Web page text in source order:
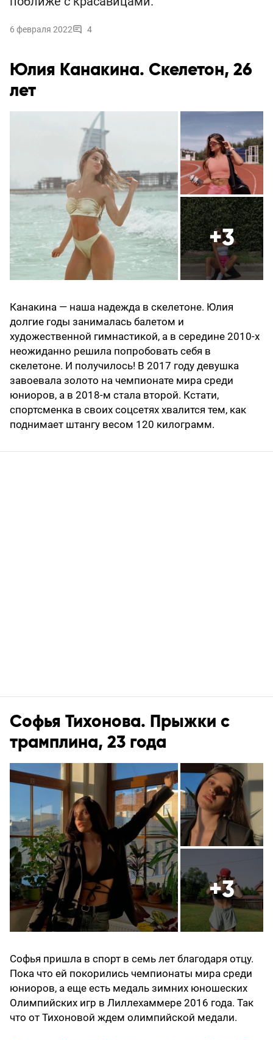
6 февраля 2022 4
Юлия Канакина. Скелетон, 26
лет
+3
Канакина — наша надежда в скелетоне. Юлия
долгие годы занималась балетом и
художественной гимнастикой, а в середине 2010-х
неожиданно решила попробовать себя в
скелетоне. И получилось! В 2017 году девушка
завоевала золото на чемпионате мира среди
юниоров, а в 2018-м стала второй. Кстати,
спортсменка в своих соцсетях хвалится тем, как
поднимает штангу весом 120 килограмм.
Софья Тихонова. Прыжки с
трамплина, 23 года
+3
Софья пришла в спорт в семь лет благодаря отцу.
Пока что ей покорились чемпионаты мира среди
юниоров, а еще есть медаль зимних юношеских
Олимпийских игр в Лиллехаммере 2016 года. Так
что от Тихоновой ждем олимпийской медали.